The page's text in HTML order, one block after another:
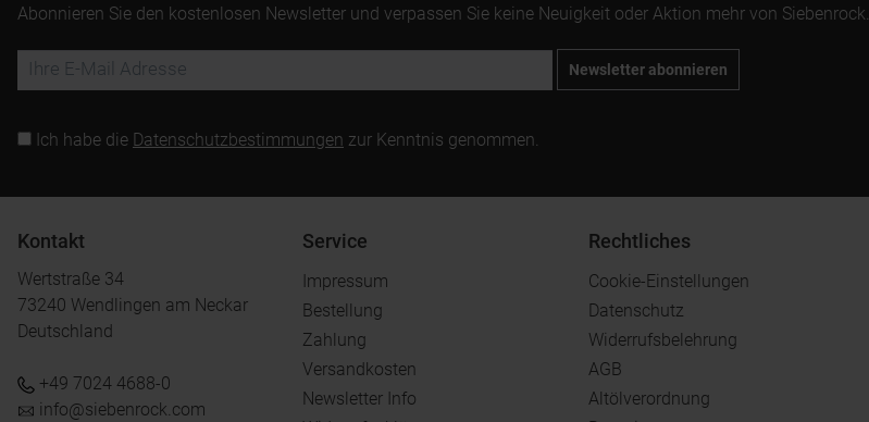
Abonnieren Sie den kostenlosen Newsletter und verpassen Sie keine Neuigkeit oder Aktion mehr von Siebenrock.
Newsletter abonnieren
Ich habe die Datenschutzbestimmungen zur Kenntnis genommen.
Kontakt
Wertstraße 34
73240 Wendlingen am Neckar
Deutschland
+49 7024 4688-0
info@siebenrock.com
Service
Impressum
Bestellung
Zahlung
Versandkosten
Newsletter Info
Rechtliches
Cookie-Einstellungen
Datenschutz
Widerrufsbelehrung
AGB
Altölverordnung